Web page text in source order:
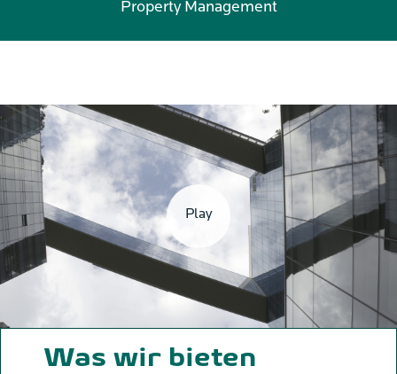
Property Management
Play
Was wir bieten